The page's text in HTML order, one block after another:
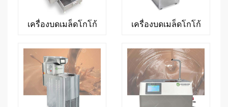
เครื่องบดเมล็ดโกโก้ เครื่องบดเมล็ดโกโก้